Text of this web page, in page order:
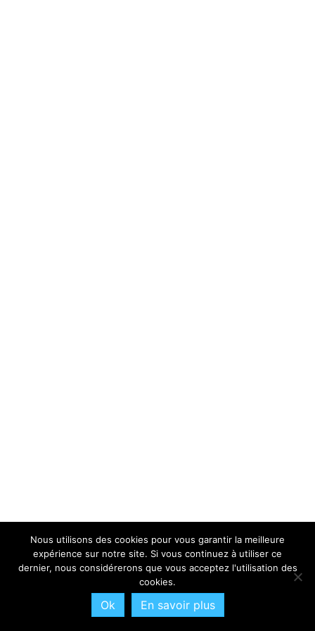
Nous utilisons des cookies pour vous garantir la meilleure
expérience sur notre site. Si vous continuez à utiliser ce
dernier, nous considérerons que vous acceptez l'utilisation des
cookies.
Ok En savoir plus